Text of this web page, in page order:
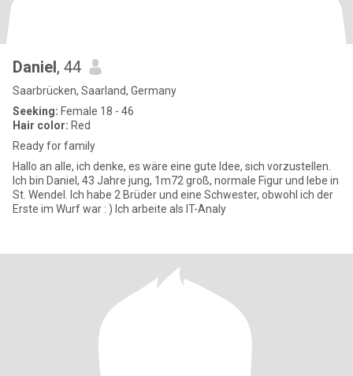
Daniel, 44
Saarbrücken, Saarland, Germany
Seeking: Female 18 - 46
Hair color: Red
Ready for family
Hallo an alle, ich denke, es wäre eine gute Idee, sich vorzustellen.
Ich bin Daniel, 43 Jahre jung, 1m72 groß, normale Figur und lebe in
St. Wendel. Ich habe 2 Brüder und eine Schwester, obwohl ich der
Erste im Wurf war : ) Ich arbeite als IT-Analy